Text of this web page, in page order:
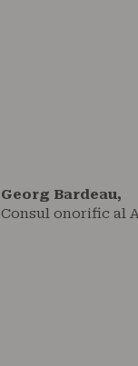
Georg Bardeau,
Consul onorific al